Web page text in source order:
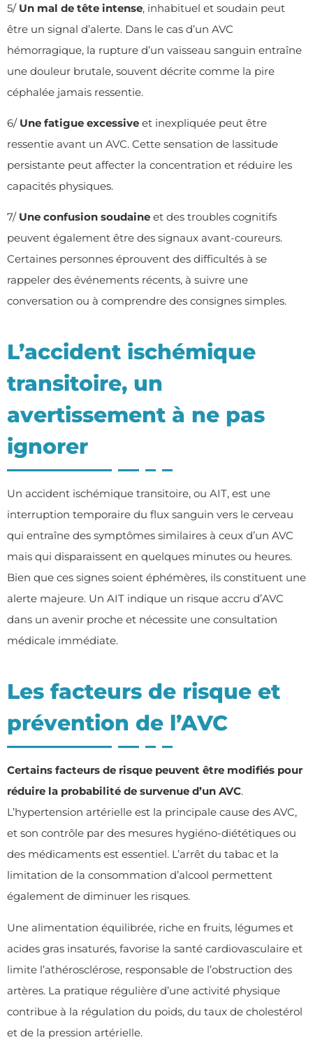
5/ Un mal de tête intense, inhabituel et soudain peut
être un signal d’alerte. Dans le cas d’un AVC
hémorragique, la rupture d’un vaisseau sanguin entraîne
une douleur brutale, souvent décrite comme la pire
céphalée jamais ressentie.
6/ Une fatigue excessive et inexpliquée peut être
ressentie avant un AVC. Cette sensation de lassitude
persistante peut affecter la concentration et réduire les
capacités physiques.
7/ Une confusion soudaine et des troubles cognitifs
peuvent également être des signaux avant-coureurs.
Certaines personnes éprouvent des difficultés à se
rappeler des événements récents, à suivre une
conversation ou à comprendre des consignes simples.
L’accident ischémique
transitoire, un
avertissement à ne pas
ignorer
Un accident ischémique transitoire, ou AIT, est une
interruption temporaire du flux sanguin vers le cerveau
qui entraîne des symptômes similaires à ceux d’un AVC
mais qui disparaissent en quelques minutes ou heures.
Bien que ces signes soient éphémères, ils constituent une
alerte majeure. Un AIT indique un risque accru d’AVC
dans un avenir proche et nécessite une consultation
médicale immédiate.
Les facteurs de risque et
prévention de l’AVC
Certains facteurs de risque peuvent être modifiés pour
réduire la probabilité de survenue d’un AVC.
L’hypertension artérielle est la principale cause des AVC,
et son contrôle par des mesures hygiéno-diététiques ou
des médicaments est essentiel. L’arrêt du tabac et la
limitation de la consommation d’alcool permettent
également de diminuer les risques.
Une alimentation équilibrée, riche en fruits, légumes et
acides gras insaturés, favorise la santé cardiovasculaire et
limite l’athérosclérose, responsable de l’obstruction des
artères. La pratique régulière d’une activité physique
contribue à la régulation du poids, du taux de cholestérol
et de la pression artérielle.